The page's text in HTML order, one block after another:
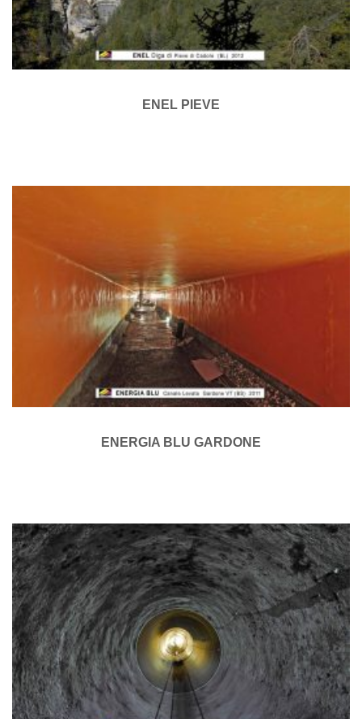
ENEL PIEVE
ENERGIA BLU GARDONE